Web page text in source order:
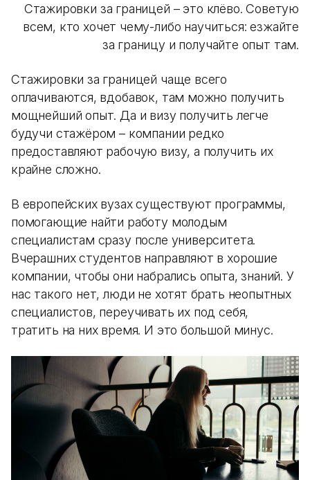
Стажировки за границей – это клёво. Советую
всем, кто хочет чему-либо научиться: езжайте
за границу и получайте опыт там.
Стажировки за границей чаще всего
оплачиваются, вдобавок, там можно получить
мощнейший опыт. Да и визу получить легче
будучи стажёром – компании редко
предоставляют рабочую визу, а получить их
крайне сложно.
В европейских вузах существуют программы,
помогающие найти работу молодым
специалистам сразу после университета.
Вчерашних студентов направляют в хорошие
компании, чтобы они набрались опыта, знаний. У
нас такого нет, люди не хотят брать неопытных
специалистов, переучивать их под себя,
тратить на них время. И это большой минус.